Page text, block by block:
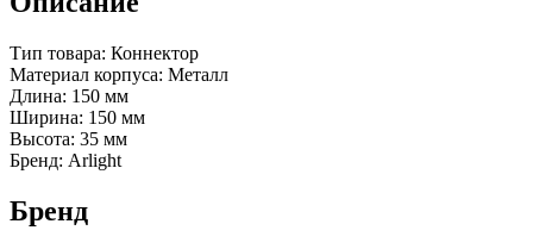
Тип товара: Коннектор
Материал корпуса: Металл
Длина: 150 мм
Ширина: 150 мм
Высота: 35 мм
Бренд: Arlight
Бренд